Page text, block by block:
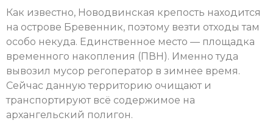
Как известно, Новодвинская крепость находится
на острове Бревенник, поэтому везти отходы там
особо некуда. Единственное место — площадка
временного накопления (ПВН). Именно туда
вывозил мусор регоператор в зимнее время.
Сейчас данную территорию очищают и
транспортируют всё содержимое на
архангельский полигон.